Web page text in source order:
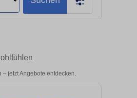
jetzt Angebote entdecken.